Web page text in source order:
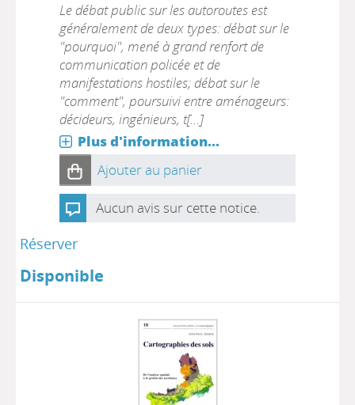
Le débat public sur les autoroutes est
généralement de deux types: débat sur le
"pourquoi", mené à grand renfort de
communication policée et de
manifestations hostiles; débat sur le
"comment", poursuivi entre aménageurs:
décideurs, ingénieurs, t[...]
Plus d'information...
Ajouter au panier
Aucun avis sur cette notice.
Réserver
Disponible